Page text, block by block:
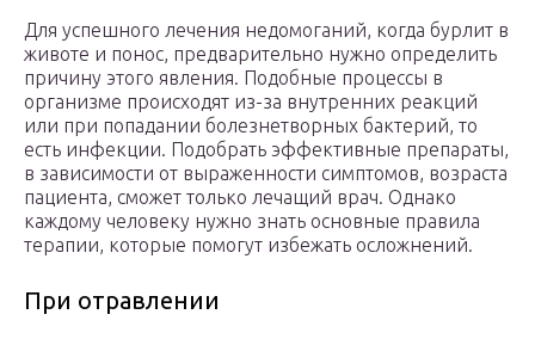
Для успешного лечения недомоганий, когда бурлит в
животе и понос, предварительно нужно определить
причину этого явления. Подобные процессы в
организме происходят из-за внутренних реакций
или при попадании болезнетворных бактерий, то
есть инфекции. Подобрать эффективные препараты,
в зависимости от выраженности симптомов, возраста
пациента, сможет только лечащий врач. Однако
каждому человеку нужно знать основные правила
терапии, которые помогут избежать осложнений.
При отравлении